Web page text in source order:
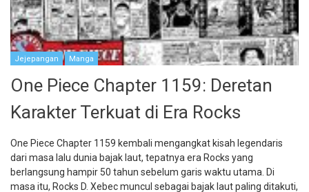
Jejepangan Manga
One Piece Chapter 1159: Deretan
Karakter Terkuat di Era Rocks
One Piece Chapter 1159 kembali mengangkat kisah legendaris
dari masa lalu dunia bajak laut, tepatnya era Rocks yang
berlangsung hampir 50 tahun sebelum garis waktu utama. Di
masa itu, Rocks D. Xebec muncul sebagai bajak laut paling ditakuti,